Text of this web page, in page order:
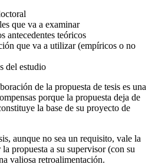
que va a examinar
antecedentes teóricos
que va a utilizar (empíricos o no
del estudio
de la propuesta de tesis es una
porque la propuesta deja de
la base de su proyecto de
aunque no sea un requisito, vale la
propuesta a su supervisor (con su
valiosa retroalimentación.